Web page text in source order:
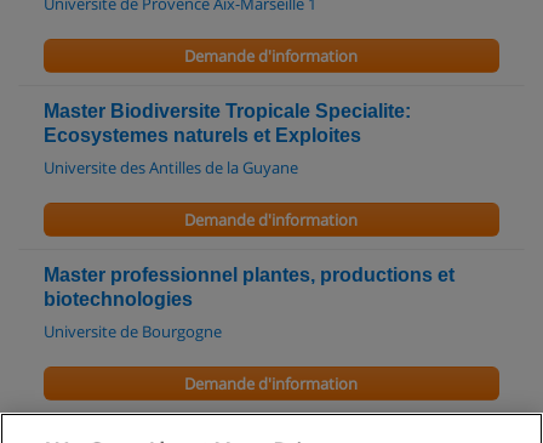
Demande d'information
Master Biodiversite Tropicale Specialite:
Ecosystemes naturels et Exploites
Universite des Antilles de la Guyane
Demande d'information
Master professionnel plantes, productions et
biotechnologies
Universite de Bourgogne
Demande d'information
Master recherche genes, selection, adaptation